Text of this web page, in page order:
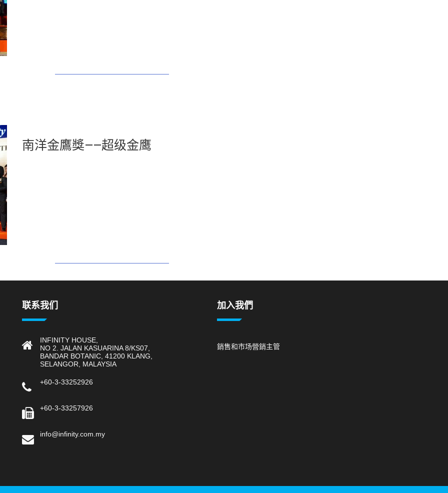
南洋金鷹獎——超级金鹰
联系我们
INFINITY HOUSE,
NO 2. JALAN KASUARINA 8/KS07,
BANDAR BOTANIC, 41200 KLANG,
SELANGOR, MALAYSIA
+60-3-33252926
+60-3-33257926
info@infinity.com.my
加入我們
銷售和市场營銷主管